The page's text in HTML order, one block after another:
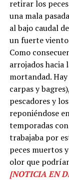
retirar los
una mala
al bajo caudal
un fuerte
Como
arrojados hacia
mortandad.
carpas y
pescadores y
reponiéndose
temporadas
trabajaba por
peces muertos
olor que
[NOTICIA EN